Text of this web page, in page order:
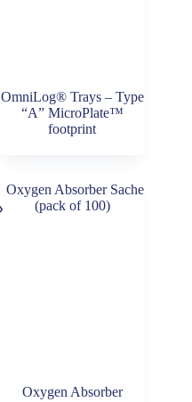
OmniLog® Trays – Type
“A” MicroPlate™
footprint
Oxygen Absorber